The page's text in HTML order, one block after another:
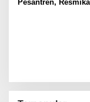
Pesantren,